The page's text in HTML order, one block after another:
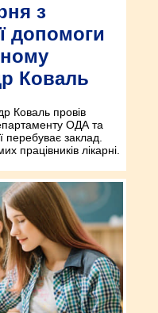
з
допомоги
Коваль
Коваль провів
ОДА та
перебуває заклад.
працівників лікарні.